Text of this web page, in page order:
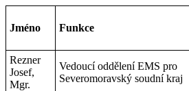
Jméno Funkce
Rezner
Josef,
Mgr.
Vedoucí oddělení EMS pro
Severomoravský soudní kraj